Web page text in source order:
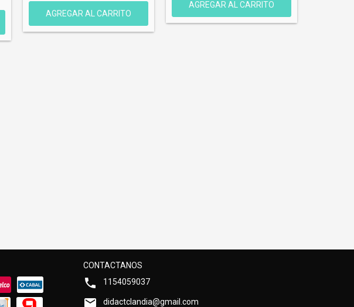
CONTACTANOS
1154059037
didactclandia@gmail.com